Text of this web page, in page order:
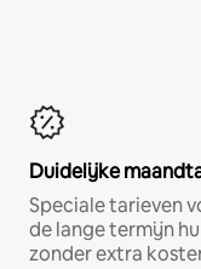
Duidelijke
Speciale tarieven
de lange termijn
zonder extra